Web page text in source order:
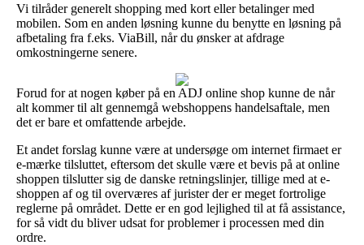
Vi tilråder generelt shopping med kort eller betalinger med
mobilen. Som en anden løsning kunne du benytte en løsning på
afbetaling fra f.eks. ViaBill, når du ønsker at afdrage
omkostningerne senere.
Forud for at nogen køber på en ADJ online shop kunne de når
alt kommer til alt gennemgå webshoppens handelsaftale, men
det er bare et omfattende arbejde.
Et andet forslag kunne være at undersøge om internet firmaet er
e-mærke tilsluttet, eftersom det skulle være et bevis på at online
shoppen tilslutter sig de danske retningslinjer, tillige med at e-
shoppen af og til overværes af jurister der er meget fortrolige
reglerne på området. Dette er en god lejlighed til at få assistance,
for så vidt du bliver udsat for problemer i processen med din
ordre.